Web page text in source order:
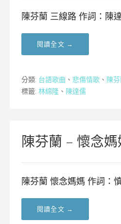
陳芬蘭 三線路 作詞：陳
閱讀全文 →
分類: 台語歌曲 、 悲傷情歌 、 陳
標籤: 林綿隆 、 陳達儒
陳芬蘭 – 懷念媽
陳芬蘭 懷念媽媽 作詞：
閱讀全文 →